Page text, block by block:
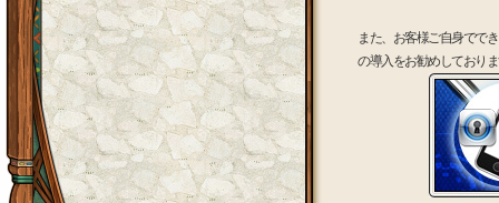
また、お客様ご自身でで
の導入をお勧めしており